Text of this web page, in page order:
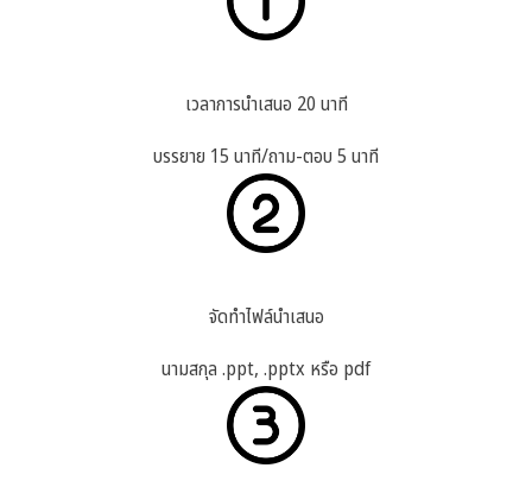
เวลาการนำเสนอ 20 นาที
บรรยาย 15 นาที/ถาม-ตอบ 5 นาที
จัดทำไฟล์นำเสนอ
นามสกุล .ppt, .pptx หรือ pdf